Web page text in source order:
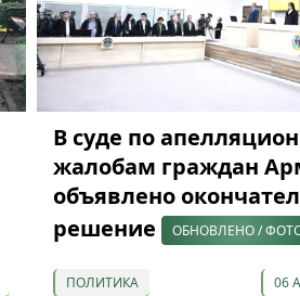
В суде по
жалобам граждан
объявлено
решение
ОБНОВЛЕНО /
ПОЛИТИКА 06